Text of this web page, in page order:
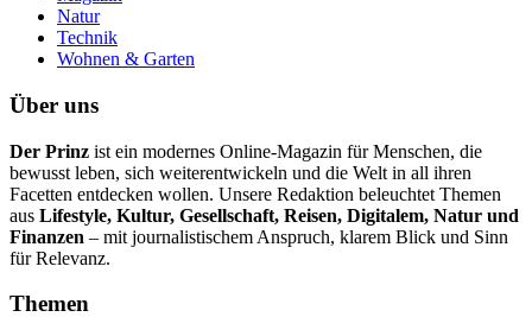
Natur
Technik
Wohnen & Garten
Über uns
Der Prinz ist ein modernes Online-Magazin für Menschen, die
bewusst leben, sich weiterentwickeln und die Welt in all ihren
Facetten entdecken wollen. Unsere Redaktion beleuchtet Themen
aus Lifestyle, Kultur, Gesellschaft, Reisen, Digitalem, Natur und
Finanzen – mit journalistischem Anspruch, klarem Blick und Sinn
für Relevanz.
Themen